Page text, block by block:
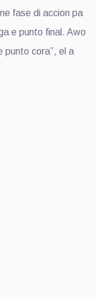
fase di accion pa
e punto final. Awo
punto cora”, el a